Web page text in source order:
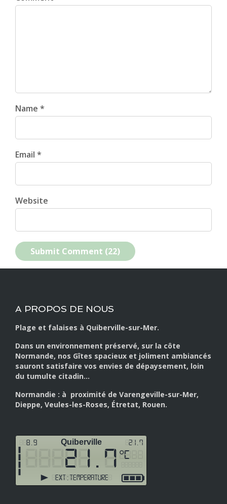
Name *
Email *
Website
A PROPOS DE NOUS
Plage et falaises à Quiberville-sur-Mer.
Dans un environnement préservé, sur la côte
Normande, nos Gîtes spacieux et joliment ambiancés
sauront satisfaire vos envies de dépaysement, loin
du tumulte citadin…
Normandie : à proximité de Varengeville-sur-Mer,
Dieppe, Veules-les-Roses, Étretat, Rouen.